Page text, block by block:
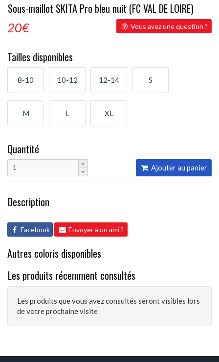
Sous-maillot SKITA Pro bleu nuit (FC VAL DE LOIRE)
Vous avez une question ?
20€
Tailles disponibles
8-10 10-12 12-14 S
M L XL
Quantité
Ajouter au panier
Description
Facebook Envoyer à un ami ?
Autres coloris disponibles
Les produits récemment consultés
Les produits que vous avez consultés seront visibles lors
de votre prochaine visite